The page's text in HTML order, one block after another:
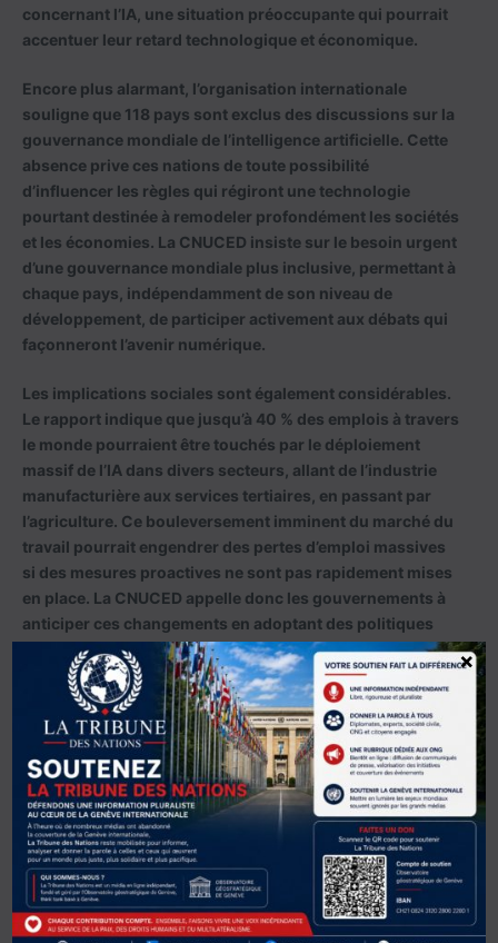
concernant l’IA, une situation préoccupante qui pourrait
accentuer leur retard technologique et économique.
Encore plus alarmant, l’organisation internationale
souligne que 118 pays sont exclus des discussions sur la
gouvernance mondiale de l’intelligence artificielle. Cette
absence prive ces nations de toute possibilité
d’influencer les règles qui régiront une technologie
pourtant destinée à remodeler profondément les sociétés
et les économies. La CNUCED insiste sur le besoin urgent
d’une gouvernance mondiale plus inclusive, permettant à
chaque pays, indépendamment de son niveau de
développement, de participer activement aux débats qui
façonneront l’avenir numérique.
Les implications sociales sont également considérables.
Le rapport indique que jusqu’à 40 % des emplois à travers
le monde pourraient être touchés par le déploiement
massif de l’IA dans divers secteurs, allant de l’industrie
manufacturière aux services tertiaires, en passant par
l’agriculture. Ce bouleversement imminent du marché du
travail pourrait engendrer des pertes d’emploi massives
si des mesures proactives ne sont pas rapidement mises
en place. La CNUCED appelle donc les gouvernements à
anticiper ces changements en adoptant des politiques
sociales fortes et inclusives, destinées à accompagner
les travailleurs dans cette transition numérique.
Rebeca Grynspan, secrétaire générale de la CNUCED,
insiste particulièrement sur cette dimension humaine,
affirmant : « Il est crucial de placer l’humain au cœur du
développement de l’IA. Nous devons passer d’une
approche centrée sur la technologie à une approche
centrée sur les personnes ». Elle plaide pour une
coopération internationale renforcée afin d’établir un
cadre mondial juste et inclusif pour l’intelligence
artificielle, garantissant que les bénéfices économiques
×